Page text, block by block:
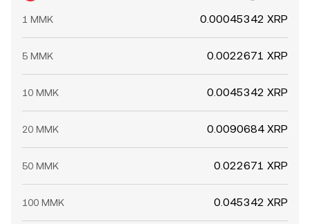
1 MMK 0.00045342 XRP
5 MMK 0.0022671 XRP
10 MMK 0.0045342 XRP
20 MMK 0.0090684 XRP
50 MMK 0.022671 XRP
100 MMK 0.045342 XRP